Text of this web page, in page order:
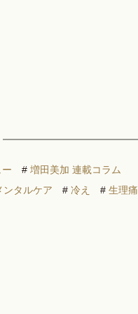
# 増田美加 連載コラム
ンタルケア # 冷え # 生理痛